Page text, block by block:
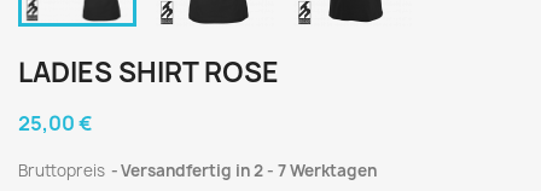
LADIES SHIRT ROSE
25,00 €
Bruttopreis Versandfertig in 2 - 7 Werktagen